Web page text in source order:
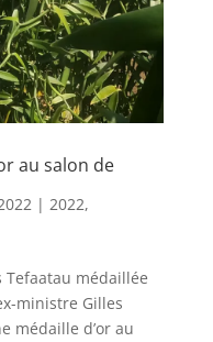
au salon de
| 2022,
Tefaatau médaillée
ministre Gilles
médaille d’or au